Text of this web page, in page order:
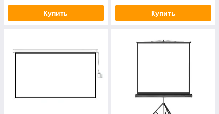
Купить Купить